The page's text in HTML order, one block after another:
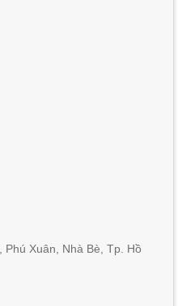
Phú Xuân, Nhà Bè, Tp. Hồ